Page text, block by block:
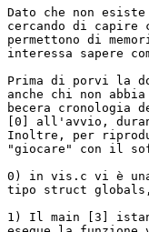
Dato che non
cercando di
permettono di
interessa sapere
Prima di porvi la
anche chi non
becera
[0] all'avvio,
Inoltre, per
"giocare" con il
0) in vis.c vi è
tipo struct
1) Il main [3]